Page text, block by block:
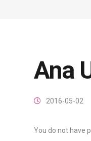
Ana
2016-05-02
You do not have